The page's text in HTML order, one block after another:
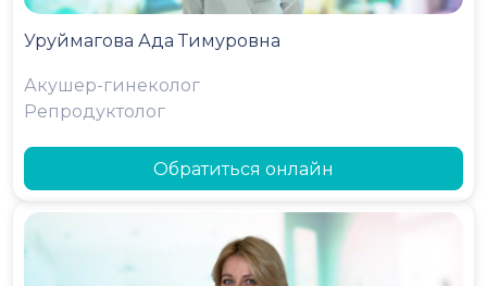
Уруймагова Ада Тимуровна
Акушер-гинеколог
Репродуктолог
Обратиться онлайн